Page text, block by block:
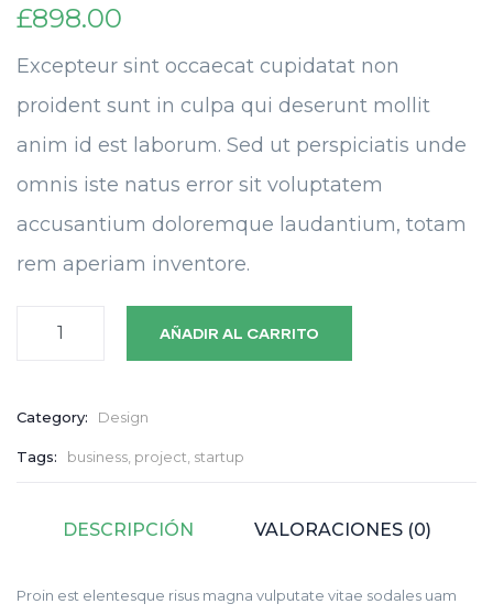
out
based
customer
ratings
£898.00
Excepteur sint occaecat cupidatat non
proident sunt in culpa qui deserunt mollit
anim id est laborum. Sed ut perspiciatis unde
omnis iste natus error sit voluptatem
accusantium doloremque laudantium, totam
rem aperiam inventore.
AÑADIR AL CARRITO
Category: Design
Tags: business project startup
DESCRIPCIÓN VALORACIONES (0)
Proin est elentesque risus magna vulputate vitae sodales uam